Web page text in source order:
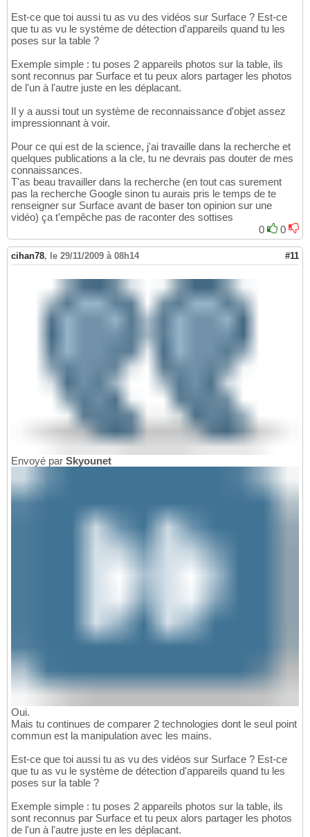
Est-ce que toi aussi tu as vu des vidéos sur Surface ? Est-ce
que tu as vu le système de détection d'appareils quand tu les
poses sur la table ?
Exemple simple : tu poses 2 appareils photos sur la table, ils
sont reconnus par Surface et tu peux alors partager les photos
de l'un à l'autre juste en les déplacant.
Il y a aussi tout un système de reconnaissance d'objet assez
impressionnant à voir.
Pour ce qui est de la science, j'ai travaille dans la recherche et
quelques publications a la cle, tu ne devrais pas douter de mes
connaissances.
T'as beau travailler dans la recherche (en tout cas surement
pas la recherche Google sinon tu aurais pris le temps de te
renseigner sur Surface avant de baser ton opinion sur une
vidéo) ça t'empêche pas de raconter des sottises
0
0
cihan78, le 29/11/2009 à 08h14 #11
Envoyé par Skyounet
Oui.
Mais tu continues de comparer 2 technologies dont le seul point
commun est la manipulation avec les mains.
Est-ce que toi aussi tu as vu des vidéos sur Surface ? Est-ce
que tu as vu le système de détection d'appareils quand tu les
poses sur la table ?
Exemple simple : tu poses 2 appareils photos sur la table, ils
sont reconnus par Surface et tu peux alors partager les photos
de l'un à l'autre juste en les déplacant.